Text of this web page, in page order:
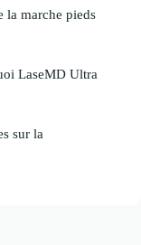
la marche pieds
LaseMD Ultra
sur la